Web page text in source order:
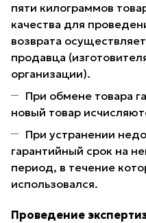
пяти килограммов
качества для
возврата
продавца
организации).
При обмене товара
новый товар
При устранении
гарантийный срок на
период, в течение
использовался.
Проведение